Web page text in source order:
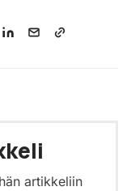
artikkeliin